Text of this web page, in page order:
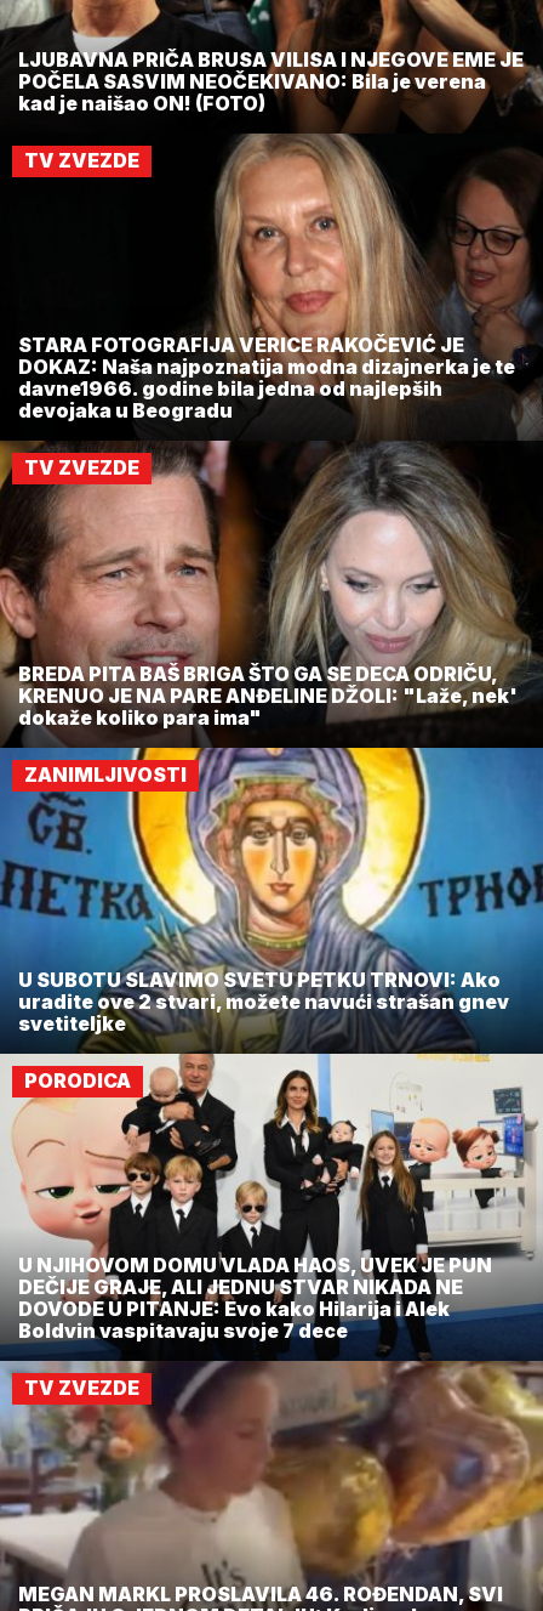
LJUBAVNA PRIČA BRUSA VILISA I NJEGOVE EME JE
POČELA SASVIM NEOČEKIVANO: Bila je verena
kad je naišao ON! (FOTO)
TV ZVEZDE
STARA FOTOGRAFIJA VERICE RAKOČEVIĆ JE
DOKAZ: Naša najpoznatija modna dizajnerka je te
davne1966. godine bila jedna od najlepših
devojaka u Beogradu
TV ZVEZDE
BREDA PITA BAŠ BRIGA ŠTO GA SE DECA ODRIČU,
KRENUO JE NA PARE ANĐELINE DŽOLI: "Laže, nek'
dokaže koliko para ima"
ZANIMLJIVOSTI
U SUBOTU SLAVIMO SVETU PETKU TRNOVI: Ako
uradite ove 2 stvari, možete navući strašan gnev
svetiteljke
PORODICA
U NJIHOVOM DOMU VLADA HAOS, UVEK JE PUN
DEČIJE GRAJE, ALI JEDNU STVAR NIKADA NE
DOVODE U PITANJE: Evo kako Hilarija i Alek
Boldvin vaspitavaju svoje 7 dece
TV ZVEZDE
MEGAN MARKL PROSLAVILA 46. ROĐENDAN, SVI